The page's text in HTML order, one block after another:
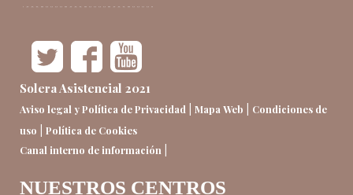
Solera Asistencial 2021
Aviso legal y Política de Privacidad | Mapa Web | Condiciones de
uso | Política de Cookies
Canal interno de información |
NUESTROS CENTROS